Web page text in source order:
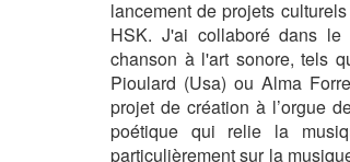
lancement de projets
HSK. J'ai collaboré dans
chanson à l'art sonore, tels
Pioulard (Usa) ou Alma
projet de création à l’orgue
poétique qui relie la
particulièrement sur la